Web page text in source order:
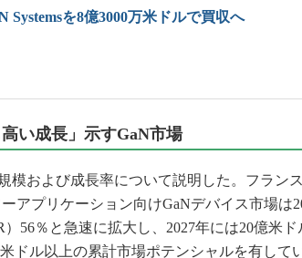
ベーションは日本を救うのか
Systemsを8億3000万米ドルで買収へ
い成長」示すGaN市場
模および成長率について説明した。フラン
アプリケーション向けGaNデバイス市場は
56％と急速に拡大し、2027年には20億米
ドル以上の累計市場ポテンシャルを有して